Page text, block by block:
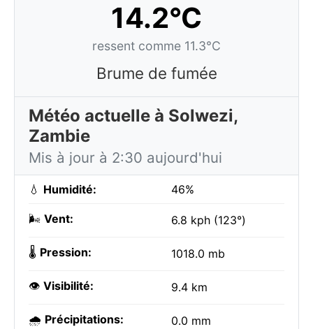
14.2°C
ressent comme 11.3°C
Brume de fumée
Météo actuelle à Solwezi,
Zambie
Mis à jour à 2:30 aujourd'hui
💧 Humidité: 46%
🌬️ Vent: 6.8 kph (123°)
🌡️ Pression: 1018.0 mb
👁️ Visibilité: 9.4 km
🌧️ Précipitations: 0.0 mm